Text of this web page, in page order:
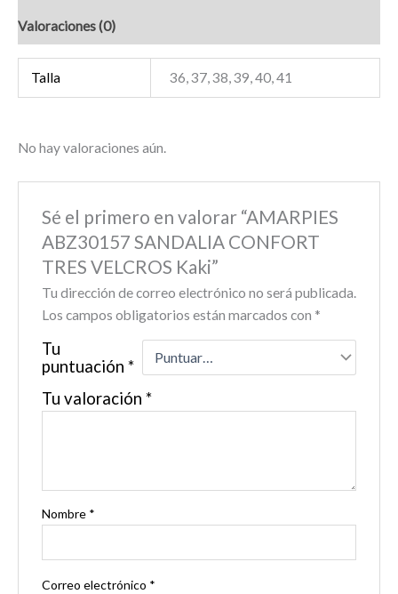
Valoraciones (0)
Talla 36, 37, 38, 39, 40, 41
No hay valoraciones aún.
Sé el primero en valorar “AMARPIES
ABZ30157 SANDALIA CONFORT
TRES VELCROS Kaki”
Tu dirección de correo electrónico no será publicada.
Los campos obligatorios están marcados con *
Tu
puntuación *
Tu valoración *
Nombre *
Correo electrónico *